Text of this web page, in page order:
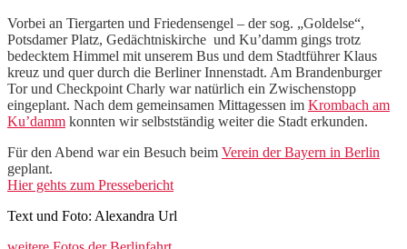
Vorbei an Tiergarten und Friedensengel – der sog. „Goldelse“,
Potsdamer Platz, Gedächtniskirche und Ku’damm gings trotz
bedecktem Himmel mit unserem Bus und dem Stadtführer Klaus
kreuz und quer durch die Berliner Innenstadt. Am Brandenburger
Tor und Checkpoint Charly war natürlich ein Zwischenstopp
eingeplant. Nach dem gemeinsamen Mittagessen im Krombach am
Ku’damm konnten wir selbstständig weiter die Stadt erkunden.
Für den Abend war ein Besuch beim Verein der Bayern in Berlin
geplant.
Hier gehts zum Pressebericht
Text und Foto: Alexandra Url